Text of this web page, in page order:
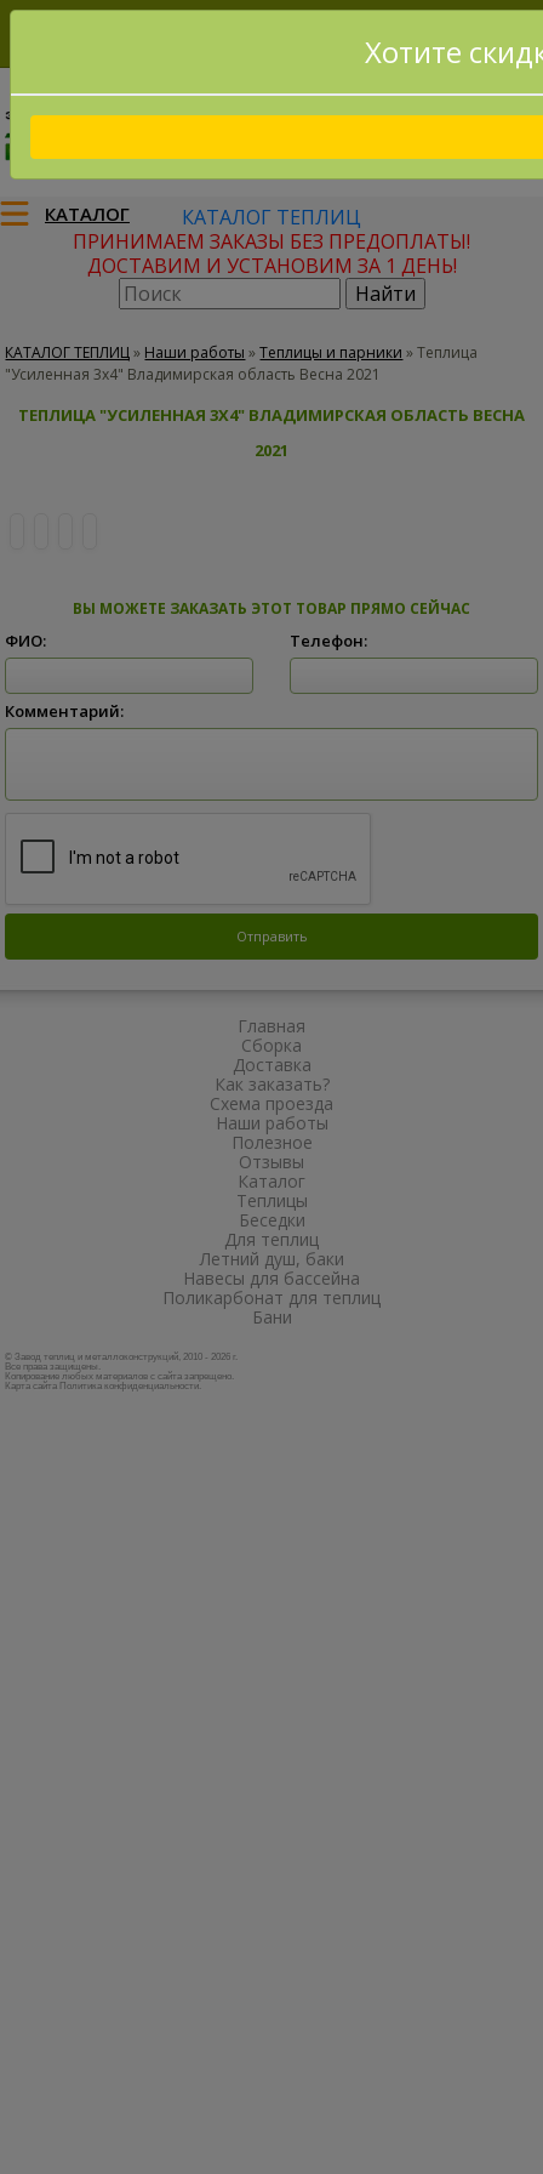
8(915)795-56-02
КАТАЛОГ
КАТАЛОГ ТЕПЛИЦ
ПРИНИМАЕМ ЗАКАЗЫ БЕЗ ПРЕДОПЛАТЫ!
ДОСТАВИМ И УСТАНОВИМ ЗА 1 ДЕНЬ!
КАТАЛОГ ТЕПЛИЦ» Наши работы »Теплицы и парники »Теплица
"Усиленная 3х4" Владимирская область Весна 2021
ТЕПЛИЦА "УСИЛЕННАЯ 3Х4" ВЛАДИМИРСКАЯ ОБЛАСТЬ ВЕСНА
2021
ВЫ МОЖЕТЕ ЗАКАЗАТЬ ЭТОТ ТОВАР ПРЯМО СЕЙЧАС
ФИО: Телефон:
Комментарий:
Главная
Сборка
Доставка
Как заказать?
Схема проезда
Наши работы
Полезное
Отзывы
Каталог
Теплицы
Беседки
Для теплиц
Летний душ, баки
Навесы для бассейна
Поликарбонат для теплиц
Бани
© Завод теплиц и металлоконструкций, 2010 - 2026 г.
Все права защищены.
Копирование любых материалов с сайта запрещено.
Карта сайта Политика конфиденциальности.
Хотите